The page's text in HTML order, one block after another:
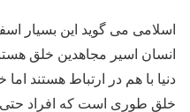
انسان اسیر مجاهدین خلق
دنیا با هم در ارتباط هستند
خلق طوری است که افراد حتی